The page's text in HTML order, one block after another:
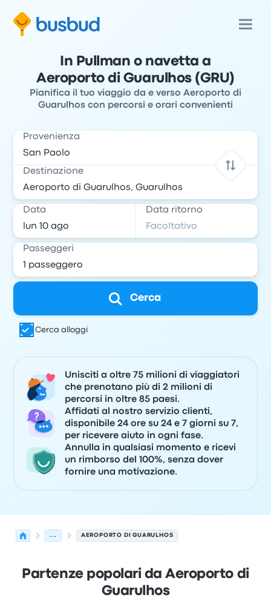
In Pullman o navetta a
Aeroporto di Guarulhos (GRU)
Pianifica il tuo viaggio da e verso Aeroporto di
Guarulhos con percorsi e orari convenienti
Provenienza
Destinazione
Data Data ritorno
Passeggeri
Cerca
Cerca alloggi
Unisciti a oltre 75 milioni di viaggiatori
che prenotano più di 2 milioni di
percorsi in oltre 85 paesi.
Affidati al nostro servizio clienti,
disponibile 24 ore su 24 e 7 giorni su 7,
per ricevere aiuto in ogni fase.
Annulla in qualsiasi momento e ricevi
un rimborso del 100%, senza dover
fornire una motivazione.
... AEROPORTO DI GUARULHOS
Partenze popolari da Aeroporto di
Guarulhos